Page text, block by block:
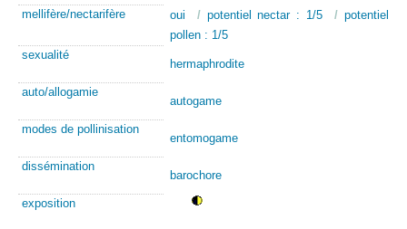
mellifère/nectarifère oui / potentiel nectar : 1/5 /potentiel
pollen : 1/5
sexualité
hermaphrodite
auto/allogamie
autogame
modes de pollinisation
entomogame
dissémination
barochore
exposition